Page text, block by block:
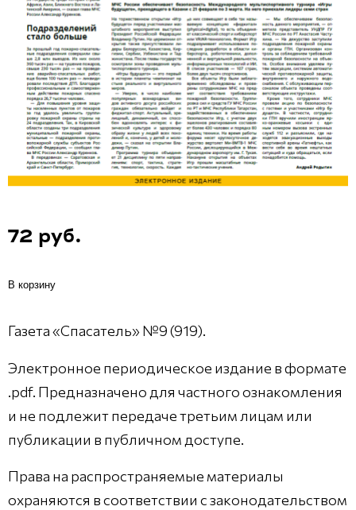
72 руб.
В корзину
Газета «Спасатель» №9 (919).
Электронное периодическое издание в формате
.pdf. Предназначено для частного ознакомления
и не подлежит передаче третьим лицам или
публикации в публичном доступе.
Права на распространяемые материалы
охраняются в соответствии с законодательством